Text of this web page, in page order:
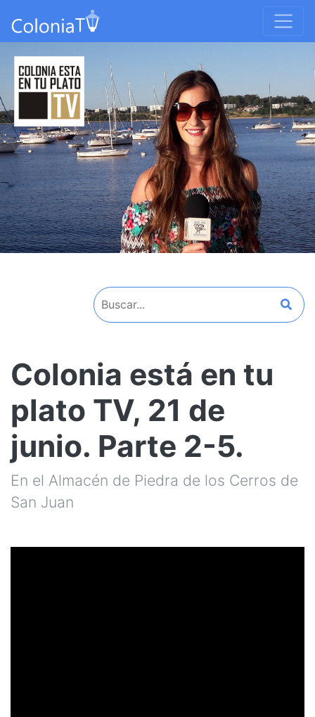
Colonia está en tu
plato TV, 21 de
junio. Parte 2-5.
En el Almacén de Piedra de los Cerros de
San Juan